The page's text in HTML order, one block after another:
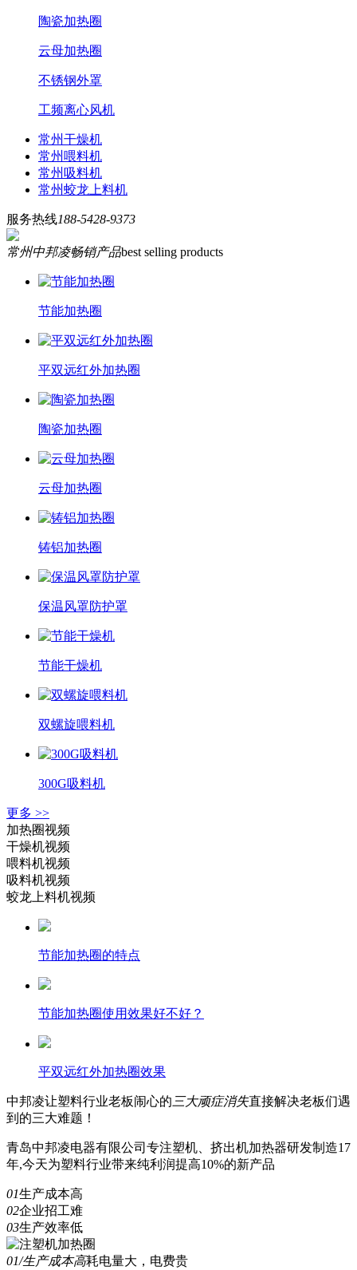
陶瓷加热圈
云母加热圈
不锈钢外罩
工频离心风机
常州干燥机
常州喂料机
常州吸料机
常州蛟龙上料机
服务热线188-5428-9373
常州中邦凌畅销产品best selling products
节能加热圈
平双远红外加热圈
陶瓷加热圈
云母加热圈
铸铝加热圈
保温风罩防护罩
节能干燥机
双螺旋喂料机
300G吸料机
更多 >>
加热圈视频
干燥机视频
喂料机视频
吸料机视频
蛟龙上料机视频
节能加热圈的特点
节能加热圈使用效果好不好？
平双远红外加热圈效果
中邦凌让塑料行业老板闹心的 三大顽症消失直接解决老板们遇
到的三大难题！
青岛中邦凌电器有限公司专注塑机、挤出机加热器研发制造17
年,今天为塑料行业带来纯利润提高10%的新产品
01生产成本高
02企业招工难
03生产效率低
01/生产成本高耗电量大，电费贵